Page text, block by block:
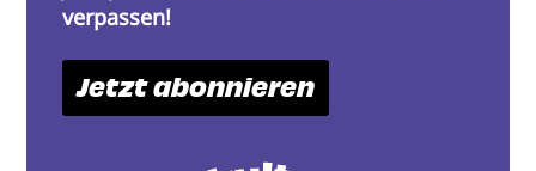
verpassen!
Jetzt abonnieren